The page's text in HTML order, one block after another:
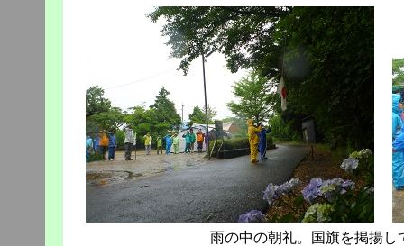
雨の中の朝礼。国旗を掲揚し